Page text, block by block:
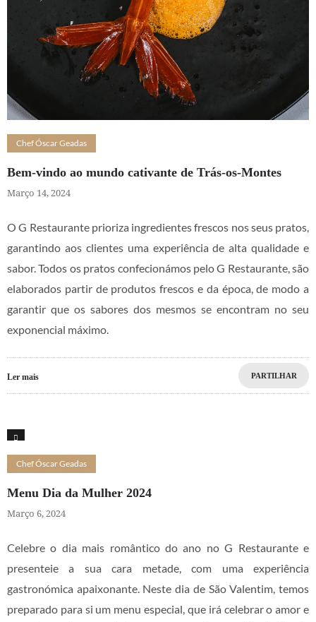
Chef Óscar Geadas
Bem-vindo ao mundo cativante de Trás-os-Montes
Março 14, 2024
O G Restaurante prioriza ingredientes frescos nos seus pratos,
garantindo aos clientes uma experiência de alta qualidade e
sabor. Todos os pratos confecionámos pelo G Restaurante, são
elaborados partir de produtos frescos e da época, de modo a
garantir que os sabores dos mesmos se encontram no seu
exponencial máximo.
Ler mais PARTILHAR
2
Chef Óscar Geadas
Menu Dia da Mulher 2024
Março 6, 2024
Celebre o dia mais romântico do ano no G Restaurante e
presenteie a sua cara metade, com uma experiência
gastronómica apaixonante. Neste dia de São Valentim, temos
preparado para si um menu especial, que irá celebrar o amor e